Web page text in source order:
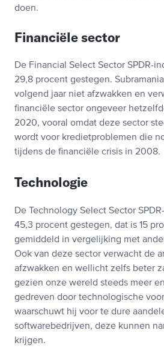
doen.
Financiële sector
De Financial Select Sector SPDR-
29,8 procent gestegen.
volgend jaar niet afzwakken en
financiële sector ongeveer
2020, vooral omdat deze sector
wordt voor kredietproblemen die
tijdens de financiële crisis in 2008.
Technologie
De Technology Select Sector
45,3 procent gestegen, dat is 15
gemiddeld in vergelijking met
Ook van deze sector verwacht de
afzwakken en wellicht zelfs beter
gezien onze wereld steeds meer
gedreven door technologische
waarschuwt hij voor te dure
softwarebedrijven, deze kunnen
krijgen.